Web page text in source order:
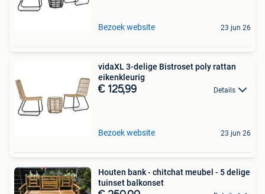
Bezoek website 23 jun 26
vidaXL 3-delige Bistroset poly rattan
eikenkleurig
€ 125,99 Details
Bezoek website 23 jun 26
Houten bank - chitchat meubel - 5 delige
tuinset balkonset